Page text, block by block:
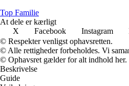
Top Familie
At dele er kærligt
X
Facebook Instagram
© Respekter venligst ophavsretten.
© Alle rettigheder forbeholdes. Vi
© Ophavsret gælder for alt indhold her.
Beskrivelse
Guide